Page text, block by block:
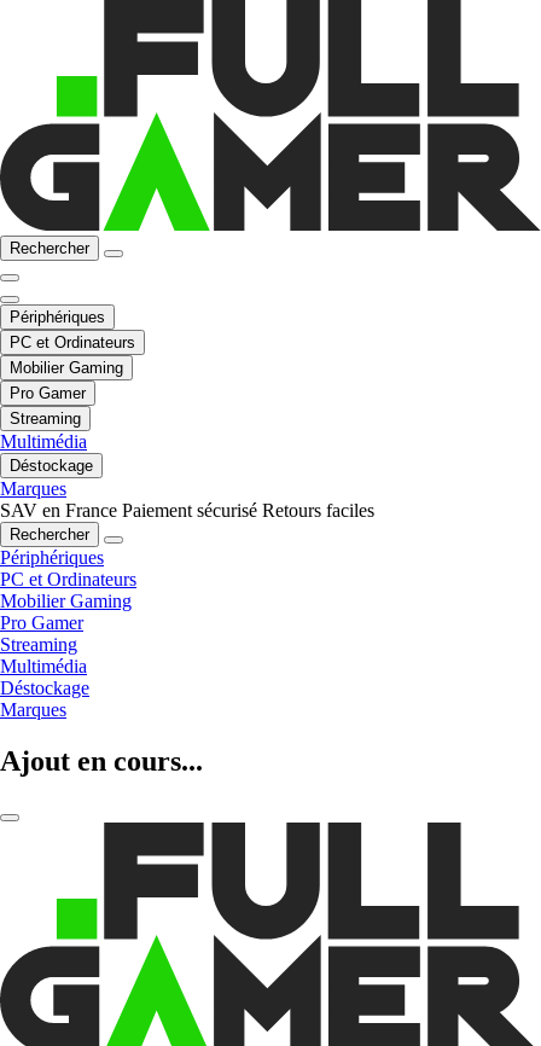
Rechercher
Périphériques
PC et Ordinateurs
Mobilier Gaming
Pro Gamer
Streaming
Multimédia
Déstockage
Marques
SAV en France Paiement sécurisé Retours faciles
Rechercher
Périphériques
PC et Ordinateurs
Mobilier Gaming
Pro Gamer
Streaming
Multimédia
Déstockage
Marques
Ajout en cours...